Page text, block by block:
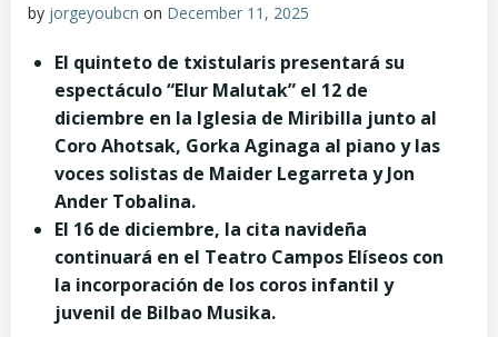
by jorgeyoubcn on December 11, 2025
El quinteto de txistularis presentará su
espectáculo “Elur Malutak” el 12 de
diciembre en la Iglesia de Miribilla junto al
Coro Ahotsak, Gorka Aginaga al piano y las
voces solistas de Maider Legarreta y Jon
Ander Tobalina.
El 16 de diciembre, la cita navideña
continuará en el Teatro Campos Elíseos con
la incorporación de los coros infantil y
juvenil de Bilbao Musika.